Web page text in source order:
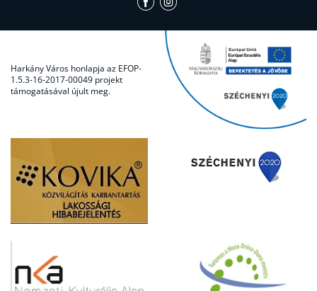
Harkány Város honlapja az EFOP-
1.5.3-16-2017-00049 projekt
támogatásával újult meg.